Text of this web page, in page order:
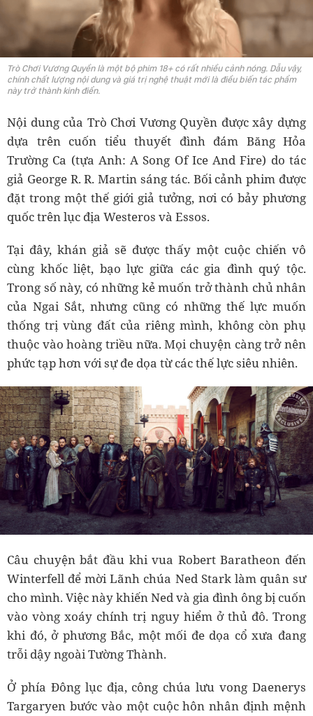
Trò Chơi Vương Quyền là một bộ phim 18+ có rất nhiều cảnh nóng. Dẫu vậy,
chính chất lượng nội dung và giá trị nghệ thuật mới là điều biến tác phẩm
này trở thành kinh điển.
Nội dung của Trò Chơi Vương Quyền được xây dựng
dựa trên cuốn tiểu thuyết đình đám Băng Hỏa
Trường Ca (tựa Anh: A Song Of Ice And Fire) do tác
giả George R. R. Martin sáng tác. Bối cảnh phim được
đặt trong một thế giới giả tưởng, nơi có bảy phương
quốc trên lục địa Westeros và Essos.
Tại đây, khán giả sẽ được thấy một cuộc chiến vô
cùng khốc liệt, bạo lực giữa các gia đình quý tộc.
Trong số này, có những kẻ muốn trở thành chủ nhân
của Ngai Sắt, nhưng cũng có những thế lực muốn
thống trị vùng đất của riêng mình, không còn phụ
thuộc vào hoàng triều nữa. Mọi chuyện càng trở nên
phức tạp hơn với sự đe dọa từ các thế lực siêu nhiên.
Câu chuyện bắt đầu khi vua Robert Baratheon đến
Winterfell để mời Lãnh chúa Ned Stark làm quân sư
cho mình. Việc này khiến Ned và gia đình ông bị cuốn
vào vòng xoáy chính trị nguy hiểm ở thủ đô. Trong
khi đó, ở phương Bắc, một mối đe dọa cổ xưa đang
trỗi dậy ngoài Tường Thành.
Ở phía Đông lục địa, công chúa lưu vong Daenerys
Targaryen bước vào một cuộc hôn nhân định mệnh